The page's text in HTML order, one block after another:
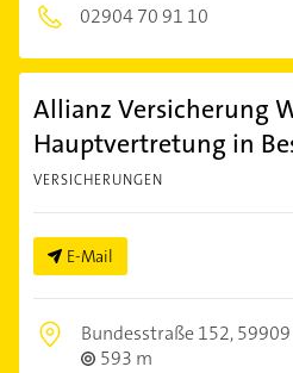
02904 70 91 10
Allianz Versicherung
Hauptvertretung in
VERSICHERUNGEN
E-Mail
Bundesstraße 152,
593 m